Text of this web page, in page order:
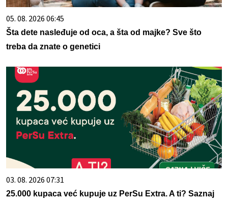
05. 08. 2026 06:45
Šta dete nasleđuje od oca, a šta od majke? Sve što
treba da znate o genetici
03. 08. 2026 07:31
25.000 kupaca već kupuje uz PerSu Extra. A ti? Saznaj